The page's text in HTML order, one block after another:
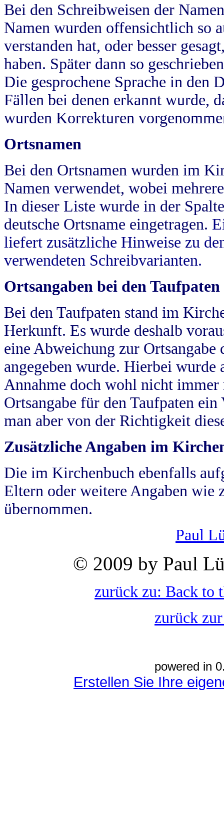
Bei den Schreibweisen der
Namen wurden offensichtlich so
verstanden hat, oder besser
haben. Später dann so
Die gesprochene Sprache in
Fällen bei denen erkannt wurde,
wurden Korrekturen
Ortsnamen
Bei den Ortsnamen wurden im
Namen verwendet, wobei
In dieser Liste wurde in der
deutsche Ortsname eingetragen.
liefert zusätzliche Hinweise zu
verwendeten Schreibvarianten.
Ortsangaben bei den Taufpaten
Bei den Taufpaten stand im
Herkunft. Es wurde deshalb
eine Abweichung zur
angegeben wurde. Hierbei wurde
Annahme doch wohl nicht
Ortsangabe für den Taufpaten
man aber von der Richtigkeit
Zusätzliche Angaben im
Die im Kirchenbuch ebenfalls
Eltern oder weitere Angaben wie
übernommen.
Paul
© 2009 by Paul
zurück zu: Back to
zurück
powered in
Erstellen Sie Ihre